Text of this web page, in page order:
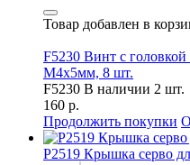
Товар добавлен в
F5230 Винт с
М4х5мм, 8 шт.
F5230 В наличии 2 шт.
160 р.
Продолжить покупки
P2519 Крышка серво